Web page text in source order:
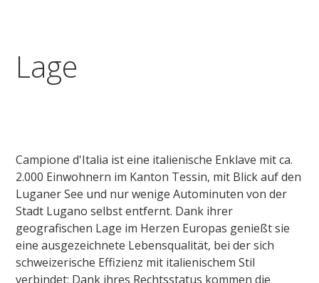
Lage
Campione d'Italia ist eine italienische Enklave mit ca.
2.000 Einwohnern im Kanton Tessin, mit Blick auf den
Luganer See und nur wenige Autominuten von der
Stadt Lugano selbst entfernt. Dank ihrer
geografischen Lage im Herzen Europas genießt sie
eine ausgezeichnete Lebensqualität, bei der sich
schweizerische Effizienz mit italienischem Stil
verbindet: Dank ihres Rechtsstatus kommen die